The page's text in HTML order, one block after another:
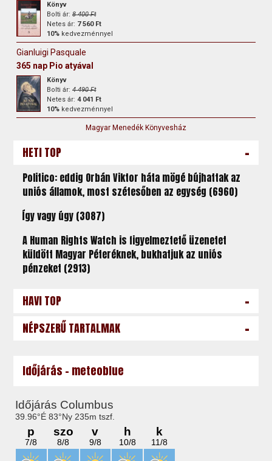
Könyv
Bolti ár:8 400 Ft
Netes ár: 7 560 Ft
10% kedvezménnyel
Gianluigi Pasquale
365 nap Pio atyával
Könyv
Bolti ár:4 490 Ft
Netes ár:4 041 Ft
10% kedvezménnyel
Magyar Menedék Könyvesház
HETI TOP -
Politico: eddig Orbán Viktor háta mögé bújhattak az
uniós államok, most szétesőben az egység (6960)
Így vagy úgy (3087)
A Human Rights Watch is figyelmeztető üzenetet
küldött Magyar Péteréknek, bukhatjuk az uniós
pénzeket (2913)
HAVI TOP -
NÉPSZERŰ TARTALMAK -
Időjárás - meteoblue